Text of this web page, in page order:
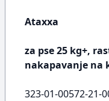
Ataxxa
za pse 25 kg+,
nakapavanje na
323-01-00572-21-